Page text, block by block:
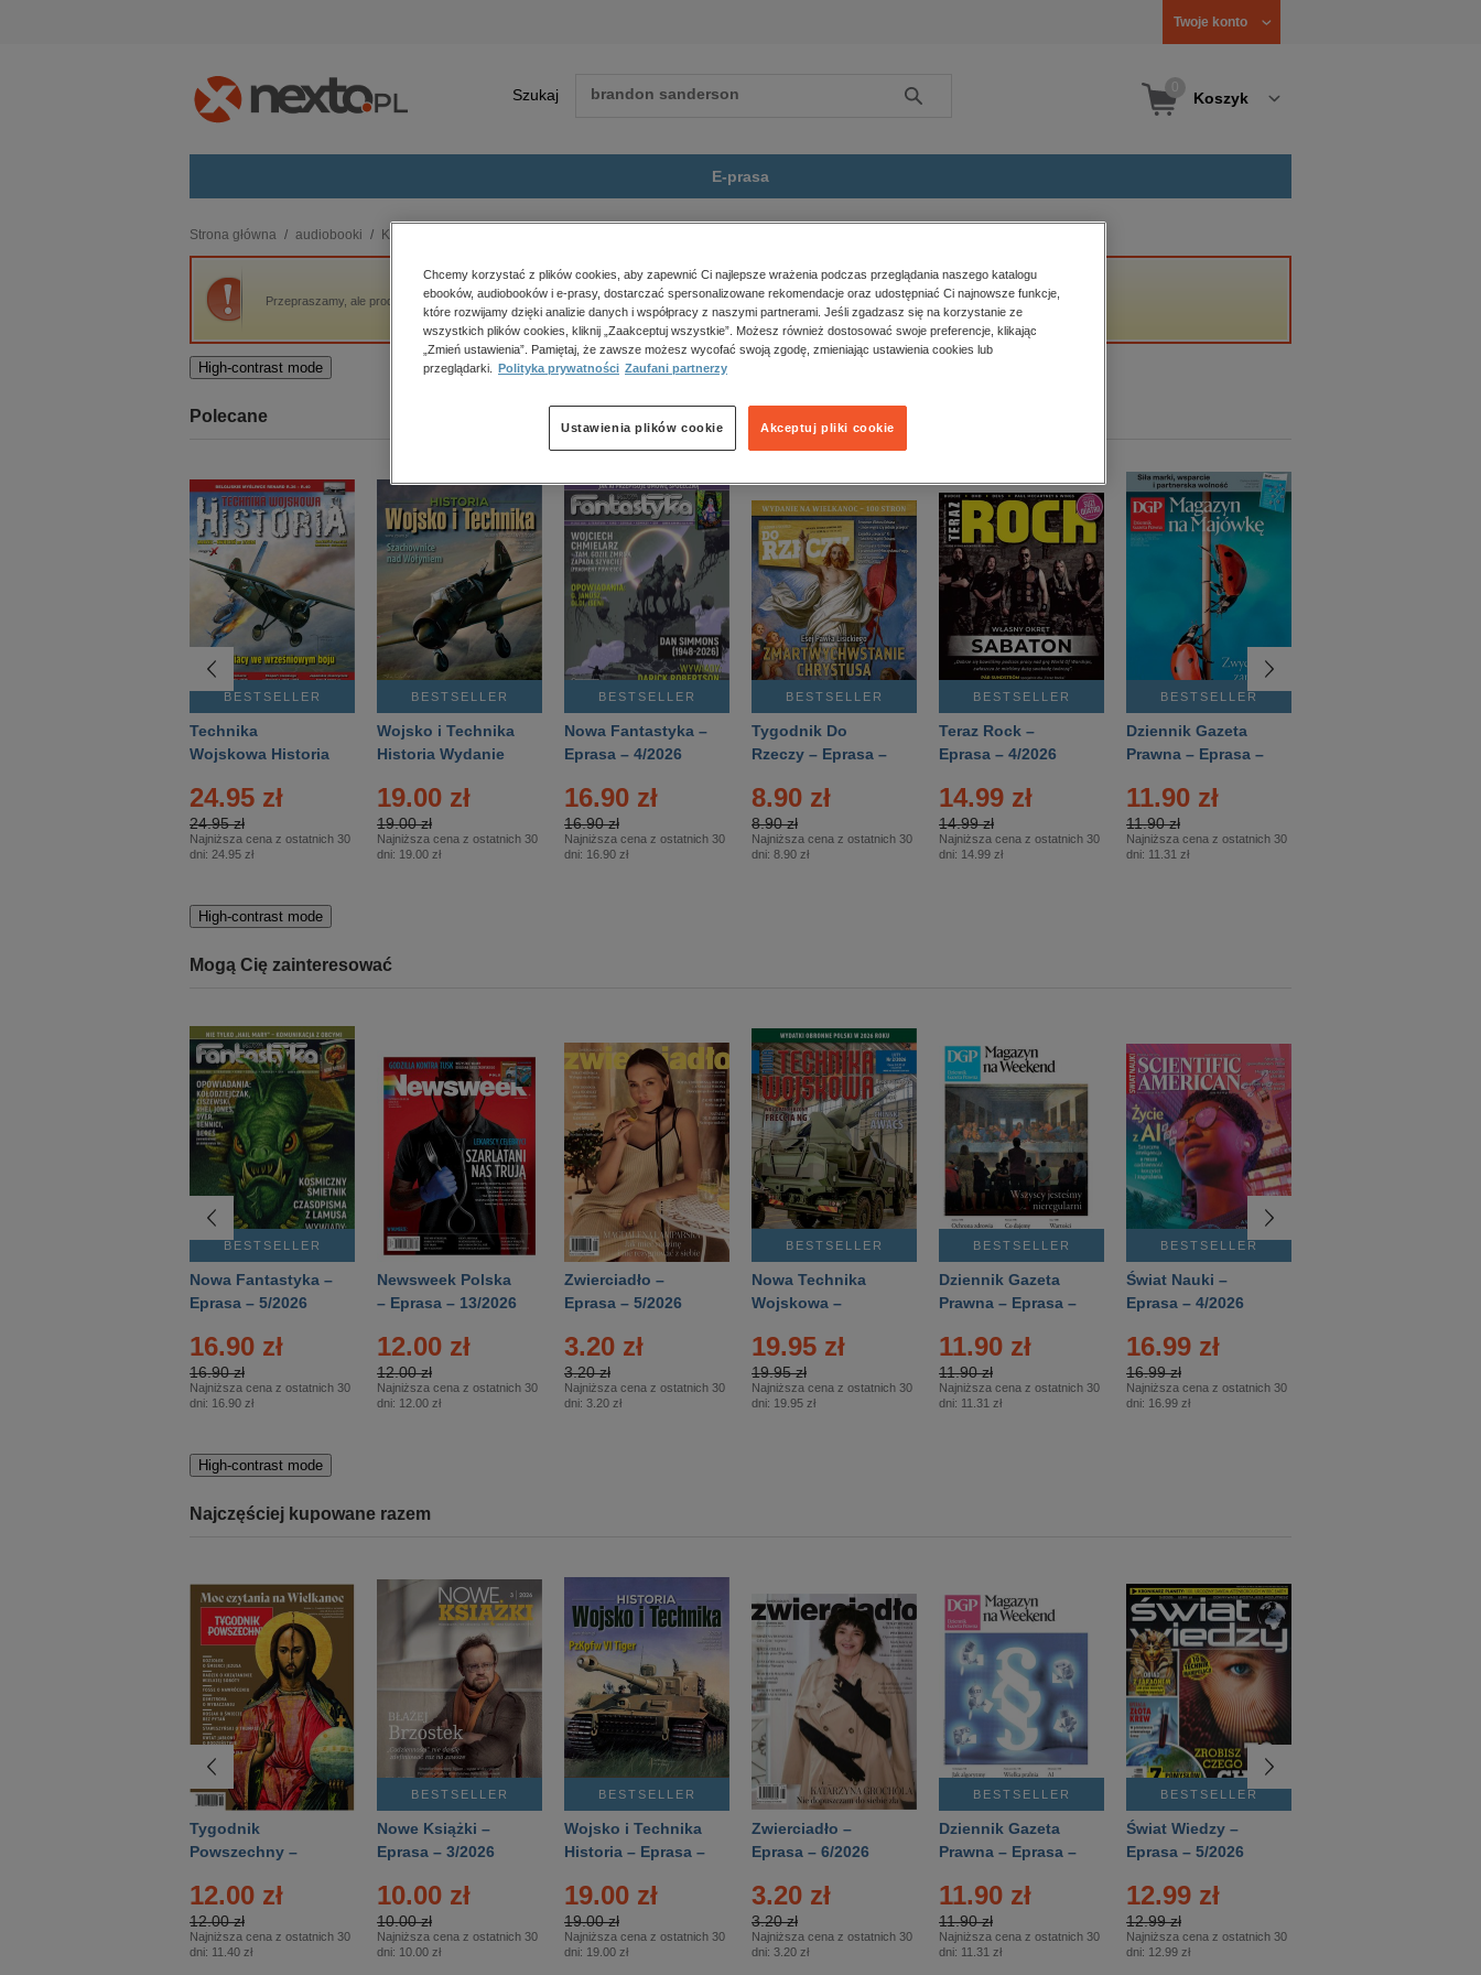
Twoje konto
Szukaj Szukaj Koszyk
E-prasa
budownictwo, aranżacja wnętrz
biznesowe, branżowe, gospodarka
darmowe wydania
edukacja
kobiece, lifestyle, kultura
polityka, społeczno-informacyjne
psychologiczne
inne
popularno-naukowe
historia
zdrowie
religie
Strona główna audiobooki Kryminał, sensacja, thriller
Przepraszamy, ale produkt „Śmierć nie ucieknie” nie jest dostępny.
High-contrast mode
Polecane
BESTSELLER
Technika
Wojskowa Historia
24.95 zł
24.95 zł
Najniższa cena z ostatnich 30
dni: 24.95 zł
BESTSELLER
Wojsko i Technika
Historia Wydanie
– 2/2026
19.00 zł
19.00 zł
Najniższa cena z ostatnich 30
dni: 19.00 zł
BESTSELLER
Nowa Fantastyka –
Eprasa – 4/2026
16.90 zł
16.90 zł
Najniższa cena z ostatnich 30
dni: 16.90 zł
BESTSELLER
Tygodnik Do
Rzeczy – Eprasa –
8.90 zł
8.90 zł
Najniższa cena z ostatnich 30
dni: 8.90 zł
BESTSELLER
Teraz Rock –
Eprasa – 4/2026
14.99 zł
14.99 zł
Najniższa cena z ostatnich 30
dni: 14.99 zł
BESTSELLER
Dziennik Gazeta
Prawna – Eprasa –
11.90 zł
11.90 zł
Najniższa cena z ostatnich 30
dni: 11.31 zł
High-contrast mode
Mogą Cię zainteresować
BESTSELLER
Nowa Fantastyka –
Eprasa – 5/2026
16.90 zł
16.90 zł
Najniższa cena z ostatnich 30
dni: 16.90 zł
Newsweek Polska
– Eprasa – 13/2026
12.00 zł
12.00 zł
Najniższa cena z ostatnich 30
dni: 12.00 zł
Zwierciadło –
Eprasa – 5/2026
3.20 zł
3.20 zł
Najniższa cena z ostatnich 30
dni: 3.20 zł
BESTSELLER
Nowa Technika
Wojskowa –
19.95 zł
19.95 zł
Najniższa cena z ostatnich 30
dni: 19.95 zł
BESTSELLER
Dziennik Gazeta
Prawna – Eprasa –
11.90 zł
11.90 zł
Najniższa cena z ostatnich 30
dni: 11.31 zł
BESTSELLER
Świat Nauki –
Eprasa – 4/2026
16.99 zł
16.99 zł
Najniższa cena z ostatnich 30
dni: 16.99 zł
High-contrast mode
Najczęściej kupowane razem
Tygodnik
Powszechny –
12.00 zł
12.00 zł
Najniższa cena z ostatnich 30
dni: 11.40 zł
BESTSELLER
Nowe Książki –
Eprasa – 3/2026
10.00 zł
10.00 zł
Najniższa cena z ostatnich 30
dni: 10.00 zł
BESTSELLER
Wojsko i Technika
Historia – Eprasa –
19.00 zł
19.00 zł
Najniższa cena z ostatnich 30
dni: 19.00 zł
Zwierciadło –
Eprasa – 6/2026
3.20 zł
3.20 zł
Najniższa cena z ostatnich 30
dni: 3.20 zł
BESTSELLER
Dziennik Gazeta
Prawna – Eprasa –
11.90 zł
11.90 zł
Najniższa cena z ostatnich 30
dni: 11.31 zł
BESTSELLER
Świat Wiedzy –
Eprasa – 5/2026
12.99 zł
12.99 zł
Najniższa cena z ostatnich 30
dni: 12.99 zł
Chcemy korzystać z plików cookies, aby zapewnić Ci najlepsze wrażenia podczas przeglądania naszego katalogu
ebooków, audiobooków i e-prasy, dostarczać spersonalizowane rekomendacje oraz udostępniać Ci najnowsze funkcje,
które rozwijamy dzięki analizie danych i współpracy z naszymi partnerami. Jeśli zgadzasz się na korzystanie ze
wszystkich plików cookies, kliknij „Zaakceptuj wszystkie”. Możesz również dostosować swoje preferencje, klikając
„Zmień ustawienia”. Pamiętaj, że zawsze możesz wycofać swoją zgodę, zmieniając ustawienia cookies lub
przeglądarki.
Polityka prywatności Zaufani partnerzy
Akceptuj pliki cookie
Ustawienia plików cookie